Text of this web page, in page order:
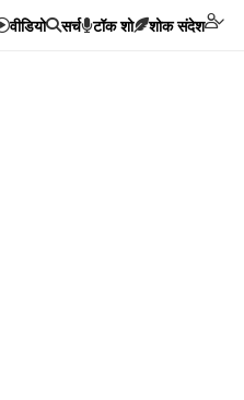
वीडियो सर्च टॉक शो शोक संदेश